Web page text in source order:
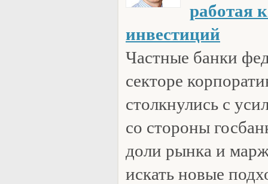
работая
инвестиций
Частные банки
секторе
столкнулись с
со стороны
доли рынка и
искать новые